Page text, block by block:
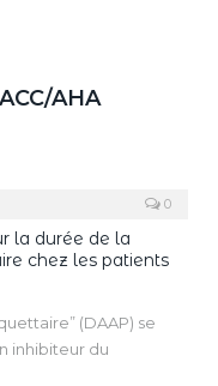
AHA
0
la durée de la
chez les patients
(DAAP) se
inhibiteur du